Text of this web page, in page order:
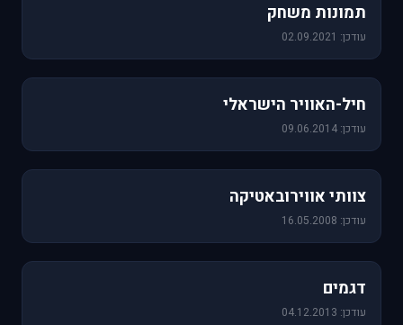
תמונות משחק
עודכן: 02.09.2021
חיל-האוויר הישראלי
עודכן: 09.06.2014
צוותי אווירובאטיקה
עודכן: 16.05.2008
דגמים
עודכן: 04.12.2013